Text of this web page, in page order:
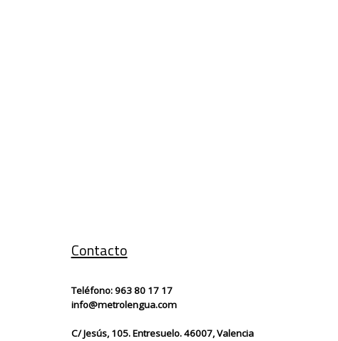
Contacto
Teléfono:963 80 17 17
info@metrolengua.com
C/ Jesús, 105. Entresuelo. 46007, Valencia